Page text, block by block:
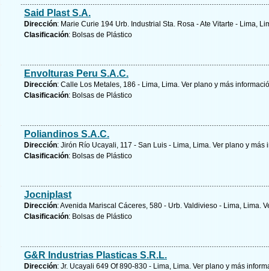
Said Plast S.A.
Dirección: Marie Curie 194 Urb. Industrial Sta. Rosa - Ate Vitarte - Lima,
Clasificación: Bolsas de Plástico
Envolturas Peru S.A.C.
Dirección: Calle Los Metales, 186 - Lima, Lima. Ver plano y más
Clasificación: Bolsas de Plástico
Poliandinos S.A.C.
Dirección: Jirón Río Ucayali, 117 - San Luis - Lima, Lima. Ver plano y más
Clasificación: Bolsas de Plástico
Jocniplast
Dirección: Avenida Mariscal Cáceres, 580 - Urb. Valdivieso - Lima, Lima.
Clasificación: Bolsas de Plástico
G&R Industrias Plasticas S.R.L.
Dirección: Jr. Ucayali 649 Of 890-830 - Lima, Lima. Ver plano y más